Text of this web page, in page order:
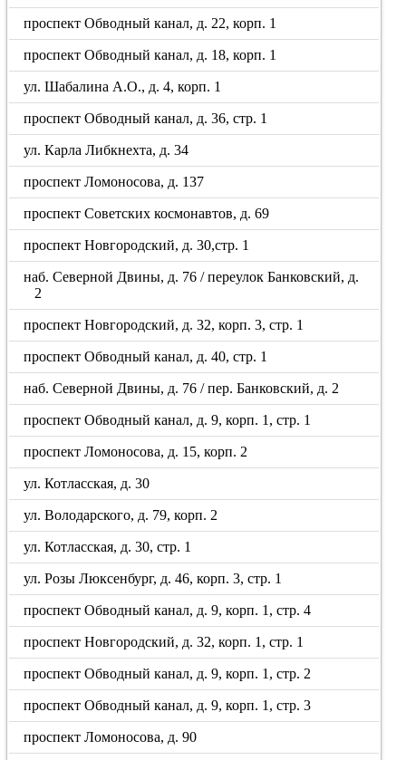
проспект Обводный канал, д. 22, корп. 1
проспект Обводный канал, д. 18, корп. 1
ул. Шабалина А.О., д. 4, корп. 1
проспект Обводный канал, д. 36, стр. 1
ул. Карла Либкнехта, д. 34
проспект Ломоносова, д. 137
проспект Советских космонавтов, д. 69
проспект Новгородский, д. 30,стр. 1
наб. Северной Двины, д. 76 / переулок Банковский, д.
2
проспект Новгородский, д. 32, корп. 3, стр. 1
проспект Обводный канал, д. 40, стр. 1
наб. Северной Двины, д. 76 / пер. Банковский, д. 2
проспект Обводный канал, д. 9, корп. 1, стр. 1
проспект Ломоносова, д. 15, корп. 2
ул. Котласская, д. 30
ул. Володарского, д. 79, корп. 2
ул. Котласская, д. 30, стр. 1
ул. Розы Люксенбург, д. 46, корп. 3, стр. 1
проспект Обводный канал, д. 9, корп. 1, стр. 4
проспект Новгородский, д. 32, корп. 1, стр. 1
проспект Обводный канал, д. 9, корп. 1, стр. 2
проспект Обводный канал, д. 9, корп. 1, стр. 3
проспект Ломоносова, д. 90